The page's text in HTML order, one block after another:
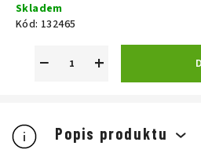
cena:
Skladem
Kód: 132465
+
−
Popis produktu